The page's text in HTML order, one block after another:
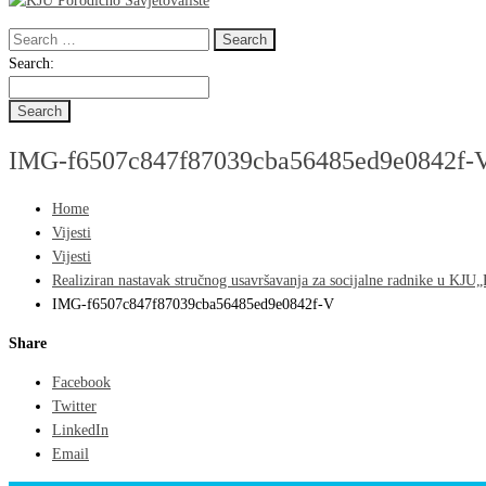
Search
for:
Search
Search:
IMG-f6507c847f87039cba56485ed9e0842f-
Home
Vijesti
Vijesti
Realiziran nastavak stručnog usavršavanja za socijalne radnike u
IMG-f6507c847f87039cba56485ed9e0842f-V
Share
Facebook
Twitter
LinkedIn
Email